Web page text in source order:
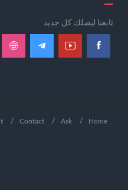
تابعنا ليصلك كل جديد
Home
Ask
Contact